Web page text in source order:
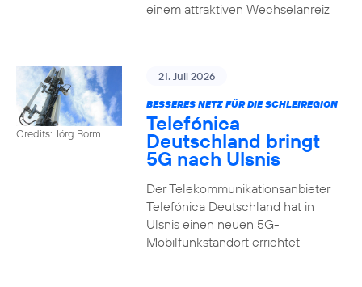
einem attraktiven Wechselanreiz
Credits: Jörg Borm
21. Juli 2026
BESSERES NETZ FÜR DIE SCHLEIREGION
Telefónica
Deutschland bringt
5G nach Ulsnis
Der Telekommunikationsanbieter
Telefónica Deutschland hat in
Ulsnis einen neuen 5G-
Mobilfunkstandort errichtet